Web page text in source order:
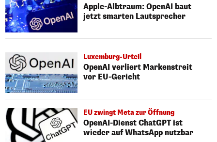
Apple-Albtraum: OpenAI baut
jetzt smarten Lautsprecher
Luxemburg-Urteil
OpenAI verliert Markenstreit
vor EU-Gericht
EU zwingt Meta zur Öffnung
OpenAI-Dienst ChatGPT ist
wieder auf WhatsApp nutzbar